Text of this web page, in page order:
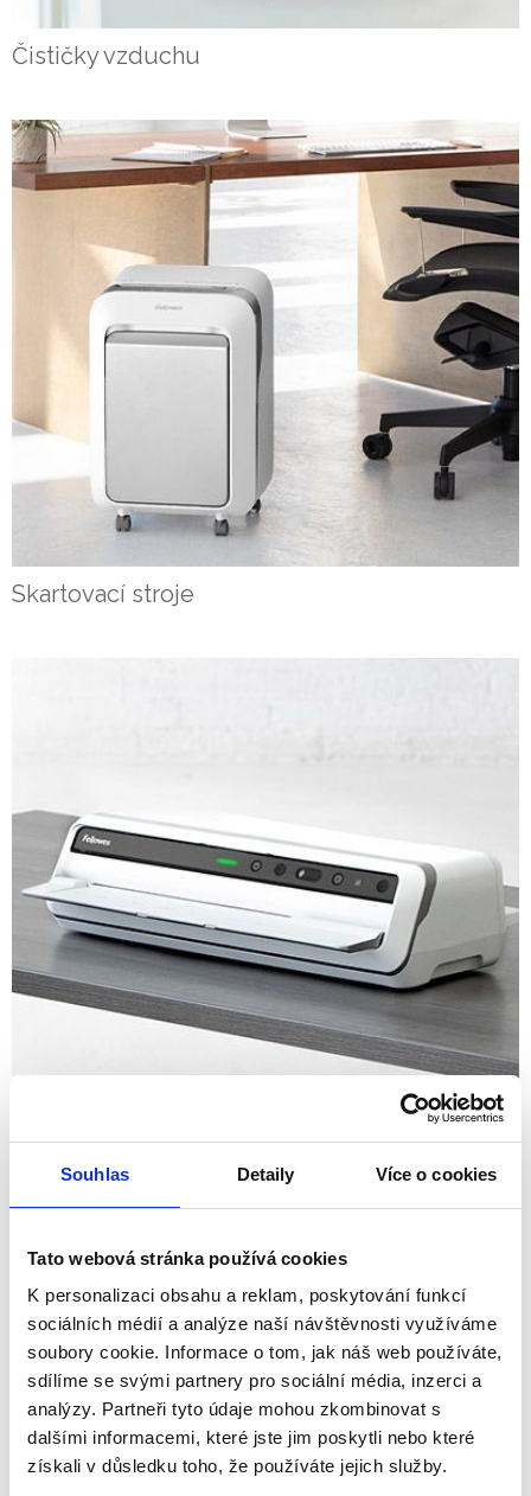
Souhlas Detaily Více o cookies
Tato webová stránka používá cookies
K personalizaci obsahu a reklam, poskytování funkcí
sociálních médií a analýze naší návštěvnosti využíváme
soubory cookie. Informace o tom, jak náš web používáte,
sdílíme se svými partnery pro sociální média, inzerci a
analýzy. Partneři tyto údaje mohou zkombinovat s
dalšími informacemi, které jste jim poskytli nebo které
získali v důsledku toho, že používáte jejich služby.
Čističky vzduchu
Skartovací stroje